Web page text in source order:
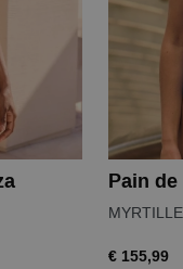
Pain
MYRTILLE
€ 155,99